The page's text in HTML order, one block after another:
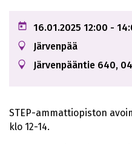
16.01.2025 12:00 -
Järvenpää
Järvenpääntie 640,
STEP-ammattiopiston
klo 12-14.